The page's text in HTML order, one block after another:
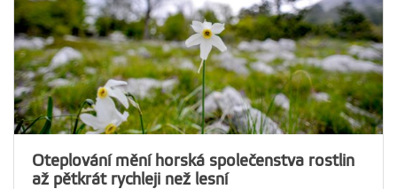
Oteplování mění horská společenstva rostlin
až pětkrát rychleji než lesní